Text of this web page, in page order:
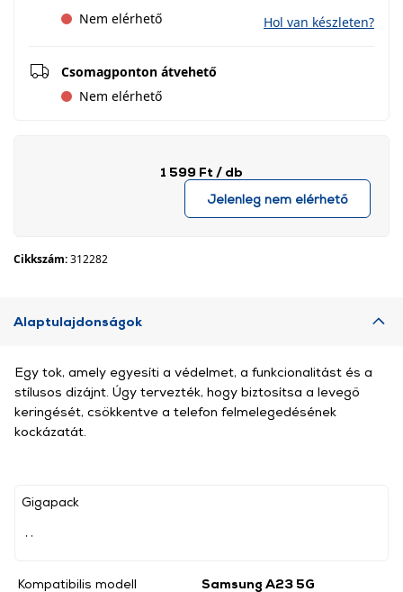
Nem elérhető
Hol van készleten?
Csomagponton átvehető
Nem elérhető
1 599 Ft / db
Jelenleg nem elérhető
Cikkszám:312282
Alaptulajdonságok
Gigapack
Kompatibilis modell
Samsung A23 5G
Egy tok, amely egyesíti a védelmet, a funkcionalitást és a
stílusos dizájnt. Úgy tervezték, hogy biztosítsa a levegő
keringését, csökkentve a telefon felmelegedésének
kockázatát.